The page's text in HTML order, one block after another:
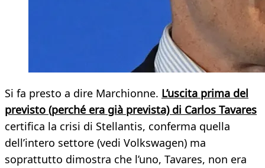
Si fa presto a dire Marchionne. L’uscita prima del
previsto (perché era già prevista) di Carlos Tavares
certifica la crisi di Stellantis, conferma quella
dell’intero settore (vedi Volkswagen) ma
soprattutto dimostra che l’uno, Tavares, non era